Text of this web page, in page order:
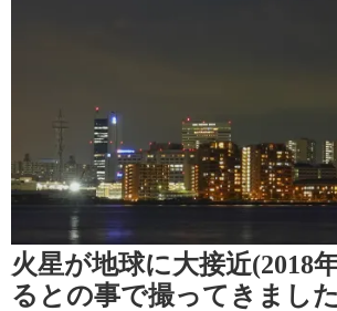
火星が地球に大接近(2018
るとの事で撮ってきました